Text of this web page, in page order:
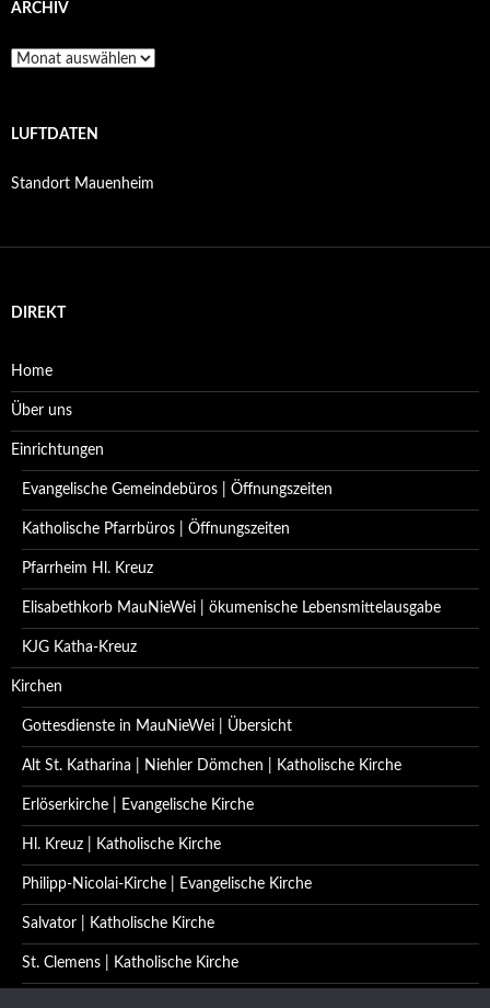
ARCHIV
Archiv
LUFTDATEN
Standort Mauenheim
DIREKT
Home
Über uns
Einrichtungen
Evangelische Gemeindebüros | Öffnungszeiten
Katholische Pfarrbüros | Öffnungszeiten
Pfarrheim Hl. Kreuz
Elisabethkorb MauNieWei | ökumenische Lebensmittelausgabe
KJG Katha-Kreuz
Kirchen
Gottesdienste in MauNieWei | Übersicht
Alt St. Katharina | Niehler Dömchen | Katholische Kirche
Erlöserkirche | Evangelische Kirche
Hl. Kreuz | Katholische Kirche
Philipp-Nicolai-Kirche | Evangelische Kirche
Salvator | Katholische Kirche
St. Clemens | Katholische Kirche